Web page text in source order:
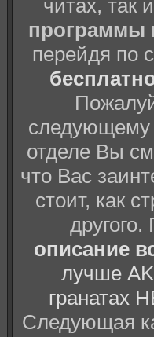
читах, так
программы
перейдя по
отделе Вы
что Вас
стоит, как
описание
лучше
гранатах
Следующая